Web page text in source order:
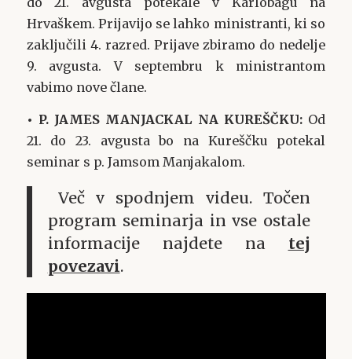
Hrvaškem. Prijavijo se lahko ministranti, ki so
zaključili 4. razred. Prijave zbiramo do nedelje
9. avgusta. V septembru k ministrantom
vabimo nove člane.
• P. JAMES MANJACKAL NA KUREŠČKU: Od
21. do 23. avgusta bo na Kureščku potekal
seminar s p. Jamsom Manjakalom.
Več v spodnjem videu. Točen
program seminarja in vse ostale
informacije najdete na tej
povezavi.